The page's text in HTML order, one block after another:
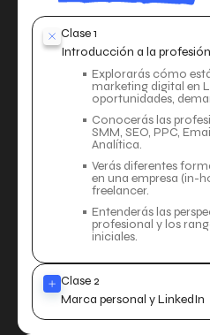
Clase 1
Introducción a la
Explorarás cómo
marketing digital en
oportunidades,
Conocerás las
SMM, SEO, PPC,
Analítica.
Verás diferentes
en una empresa (in-
freelancer.
Entenderás las
profesional y los
iniciales.
Clase 2
Marca personal y LinkedIn